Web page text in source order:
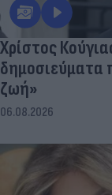
Χρίστος
δημοσιεύματα
ζωή»
06.08.2026